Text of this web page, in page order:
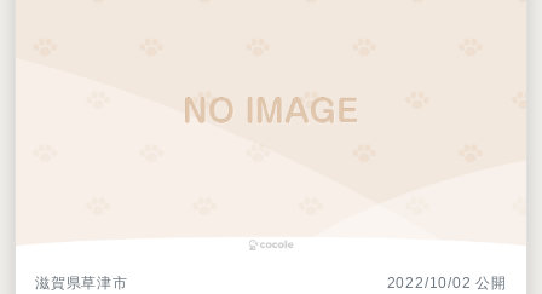
滋賀県草津市 2022/10/02 公開